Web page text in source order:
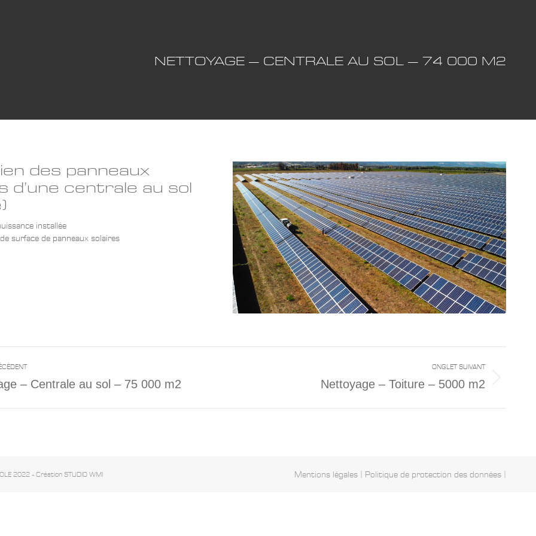
NETTOYAGE – CENTRALE AU SOL – 74 000 M2
des panneaux
d’une centrale au sol
installée
surface de panneaux solaires
– Centrale au sol – 75 000 m2
ONGLET SUIVANT
Nettoyage – Toiture – 5000 m2
2022 - Création STUDIO WMI Mentions légales Politique de protection des données